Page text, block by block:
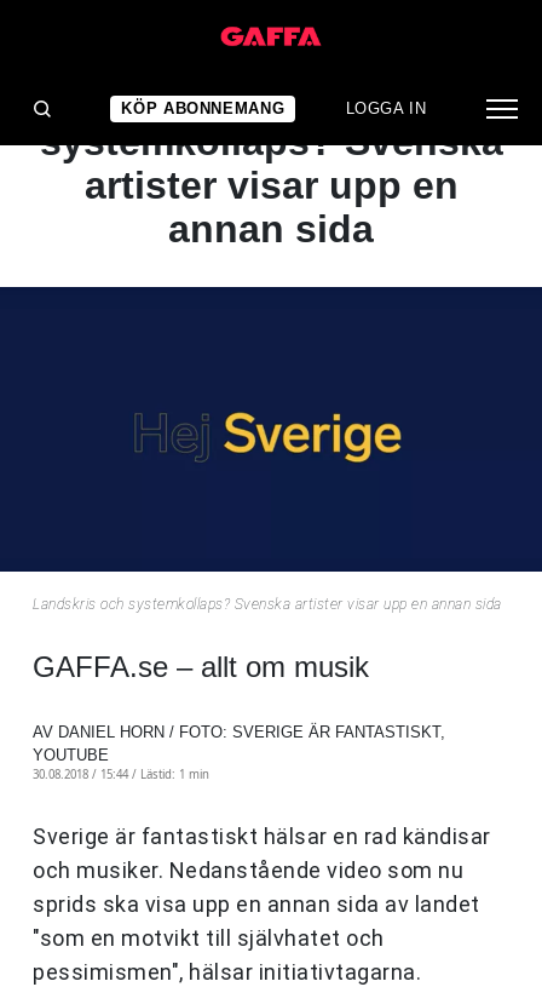
KÖP ABONNEMANG LOGGA IN
NYHET
Landskris och
systemkollaps? Svenska
artister visar upp en
annan sida
Landskris och systemkollaps? Svenska artister visar upp en annan sida
GAFFA.se – allt om musik
AV DANIEL HORN / FOTO: SVERIGE ÄR FANTASTISKT,
YOUTUBE
30.08.2018 / 15:44 / Lästid: 1 min
Sverige är fantastiskt hälsar en rad kändisar
och musiker. Nedanstående video som nu
sprids ska visa upp en annan sida av landet
"som en motvikt till självhatet och
pessimismen", hälsar initiativtagarna.